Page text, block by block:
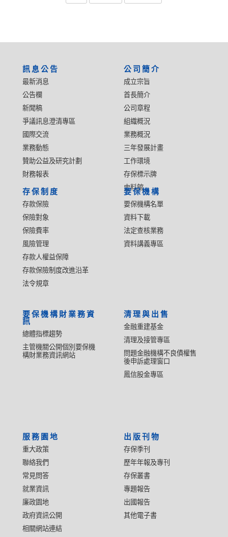
訊息公告
最新消息
公告欄
新聞稿
爭議訊息澄清專區
國際交流
業務動態
贊助公益及研究計劃
財務報表
公司簡介
成立宗旨
首長簡介
公司章程
組織概況
業務概況
三年發展計畫
工作環境
存保標示牌
史料館
存保制度
存款保險
保險對象
保險費率
風險管理
存款人權益保障
存款保險制度改進沿革
法令規章
要保機構
要保機構名單
資料下載
法定查核業務
資料講義專區
要保機構財業務資
訊
總體指標趨勢
主管機關公開個別要保機
構財業務資訊網站
清理與出售
金融重建基金
清理及接管專區
問題金融機構不良債權售
後申訴處理窗口
鳳信股金專區
服務園地
重大政策
聯絡我們
常見問答
就業資訊
廉政園地
政府資訊公開
相關網站連結
出版刊物
存保季刊
歷年年報及專刊
存保叢書
專題報告
出國報告
其他電子書